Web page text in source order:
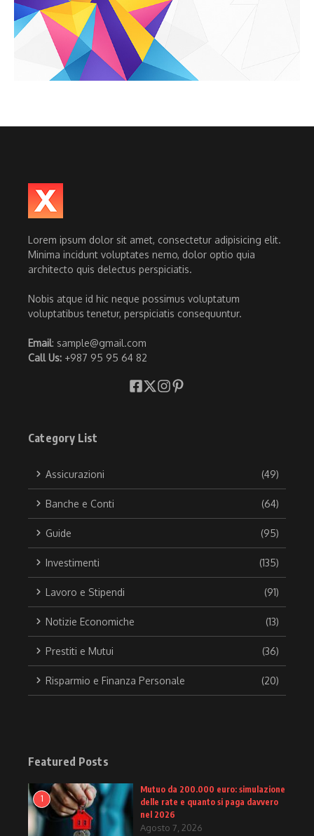
Lorem ipsum dolor sit amet, consectetur adipisicing elit.
Minima incidunt voluptates nemo, dolor optio quia
architecto quis delectus perspiciatis.
Nobis atque id hic neque possimus voluptatum
voluptatibus tenetur, perspiciatis consequuntur.
Email: sample@gmail.com
Call Us: +987 95 95 64 82
Category List
Assicurazioni (49)
Banche e Conti (64)
Guide (95)
Investimenti (135)
Lavoro e Stipendi (91)
Notizie Economiche (13)
Prestiti e Mutui (36)
Risparmio e Finanza Personale (20)
Featured Posts
1
Mutuo da 200.000 euro: simulazione
delle rate e quanto si paga davvero
nel 2026
Agosto 7, 2026